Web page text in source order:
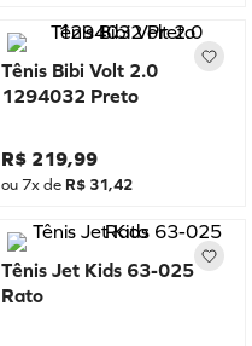
Tênis Bibi Volt 2.0
1294032 Preto
R$ 219,99
ou 7x de R$ 31,42
Tênis Jet Kids 63-025
Rato